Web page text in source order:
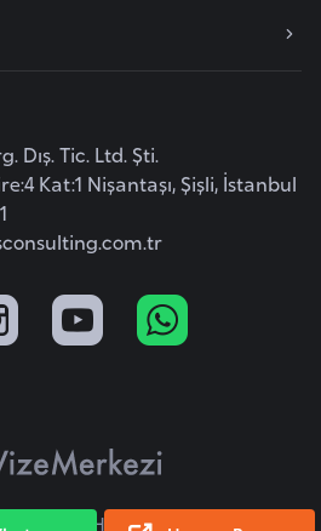
Dış. Tic. Ltd. Şti.
Kat:1 Nişantaşı, Şişli, İstanbul
Tüm Hakları Saklıdır.